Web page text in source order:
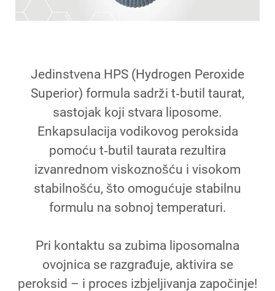
Jedinstvena HPS (Hydrogen Peroxide
Superior) formula sadrži t‑butil taurat,
sastojak koji stvara liposome.
Enkapsulacija vodikovog peroksida
pomoću t‑butil taurata rezultira
izvanrednom viskoznošću i visokom
stabilnošću, što omogućuje stabilnu
formulu na sobnoj temperaturi.
Pri kontaktu sa zubima liposomalna
ovojnica se razgrađuje, aktivira se
peroksid – i proces izbjeljivanja započinje!